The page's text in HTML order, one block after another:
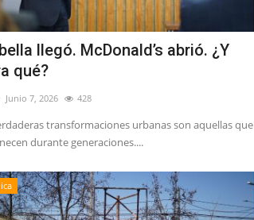
llegó. McDonald’s abrió. ¿Y
qué?
Junio 7, 2026 428
transformaciones urbanas son aquellas que
durante generaciones....